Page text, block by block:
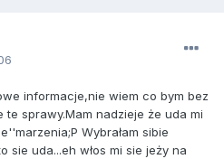
informacje,nie wiem co bym bez
te sprawy.Mam nadzieje że uda mi
Wybrałam sibie
sie uda...eh włos mi sie jeży na